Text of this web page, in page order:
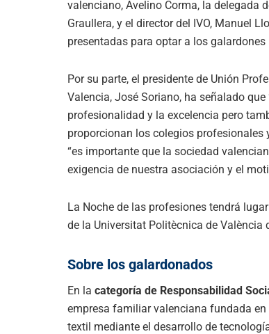
valenciano, Avelino Corma, la delegada
Graullera, y el director del IVO, Manuel
presentadas para optar a los
Por su parte, el presidente de Unión
Valencia, José Soriano, ha señalado
profesionalidad y la excelencia pero
proporcionan los colegios profesionales
“es importante que la sociedad
exigencia de nuestra asociación y el
La Noche de las profesiones tendrá
de la Universitat Politècnica de València
Sobre los galardonados
En la categoría de Responsabilidad
empresa familiar valenciana fundada
textil mediante el desarrollo de tecnologí